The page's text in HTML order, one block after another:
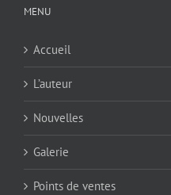
MENU
Accueil
L’auteur
Nouvelles
Galerie
Points de ventes